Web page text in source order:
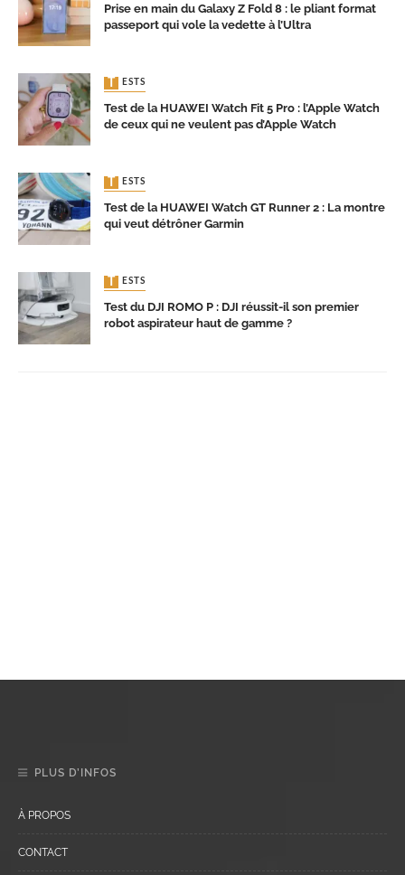
Prise en main du Galaxy Z Fold 8 : le pliant format
passeport qui vole la vedette à l’Ultra
TESTS
Test de la HUAWEI Watch Fit 5 Pro : l’Apple Watch
de ceux qui ne veulent pas d’Apple Watch
TESTS
Test de la HUAWEI Watch GT Runner 2 : La montre
qui veut détrôner Garmin
TESTS
Test du DJI ROMO P : DJI réussit-il son premier
robot aspirateur haut de gamme ?
PLUS D’INFOS
À PROPOS
CONTACT